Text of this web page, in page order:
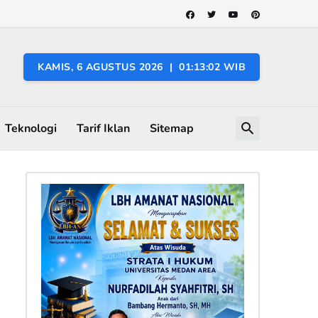
KAMIS, 6 AGUSTUS 2026 | 01:13:03 WIB
Teknologi Tarif Iklan Sitemap